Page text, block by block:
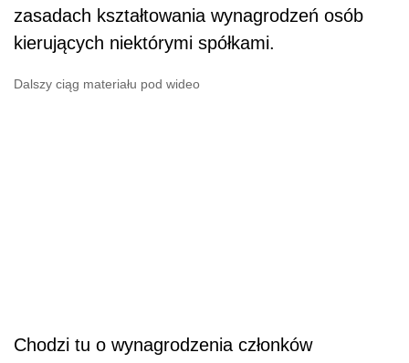
zasadach kształtowania wynagrodzeń osób
kierujących niektórymi spółkami.
Dalszy ciąg materiału pod wideo
Chodzi tu o wynagrodzenia członków